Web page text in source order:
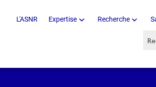
L'ASNR Expertise Recherche